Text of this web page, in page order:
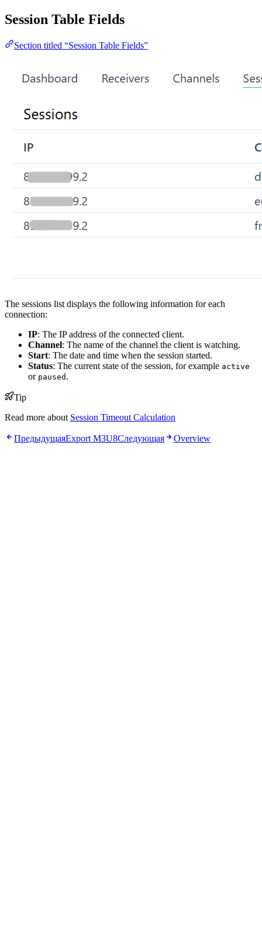
Session Table Fields
Section titled “Session Table Fields”
The sessions list displays the following information for each
connection:
IP: The IP address of the connected client.
Channel: The name of the channel the client is watching.
Start: The date and time when the session started.
Status: The current state of the session, for example active
or paused .
Tip
Read more about Session Timeout Calculation
ПредыдущаяExport M3U8Следующая Overview